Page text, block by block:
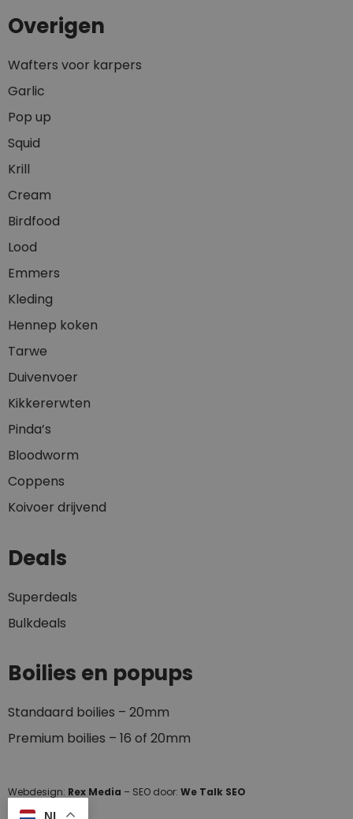
Overigen
Wafters voor karpers
Garlic
Pop up
Squid
Krill
Cream
Birdfood
Lood
Emmers
Kleding
Hennep koken
Tarwe
Duivenvoer
Kikkererwten
Pinda’s
Bloodworm
Coppens
Koivoer drijvend
Deals
Superdeals
Bulkdeals
Boilies en popups
Standaard boilies – 20mm
Premium boilies – 16 of 20mm
Webdesign: Rex Media – SEO door: We Talk SEO